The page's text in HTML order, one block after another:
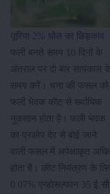
यूरिया 2% घोल का छिड़काव
फली बनते समय 10 दिनों के
अंतराल पर दो बार सायंकाल के
समय करें। चना की फसल को
फली भेदक कीट से सर्वाधिक
नुकसान होता है। फली भेदक
का प्रकोप देर से बोई जाने
वाली फसल में अपेक्षाकृत
होता है। कीट नियंत्रण के लिए
0.07% एन्डोसल्फान 35 ई.सी.